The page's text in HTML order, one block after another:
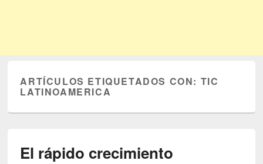
ARTÍCULOS ETIQUETADOS CON: TIC
LATINOAMERICA
El rápido crecimiento